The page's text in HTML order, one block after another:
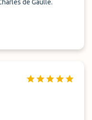
de Gaulle.